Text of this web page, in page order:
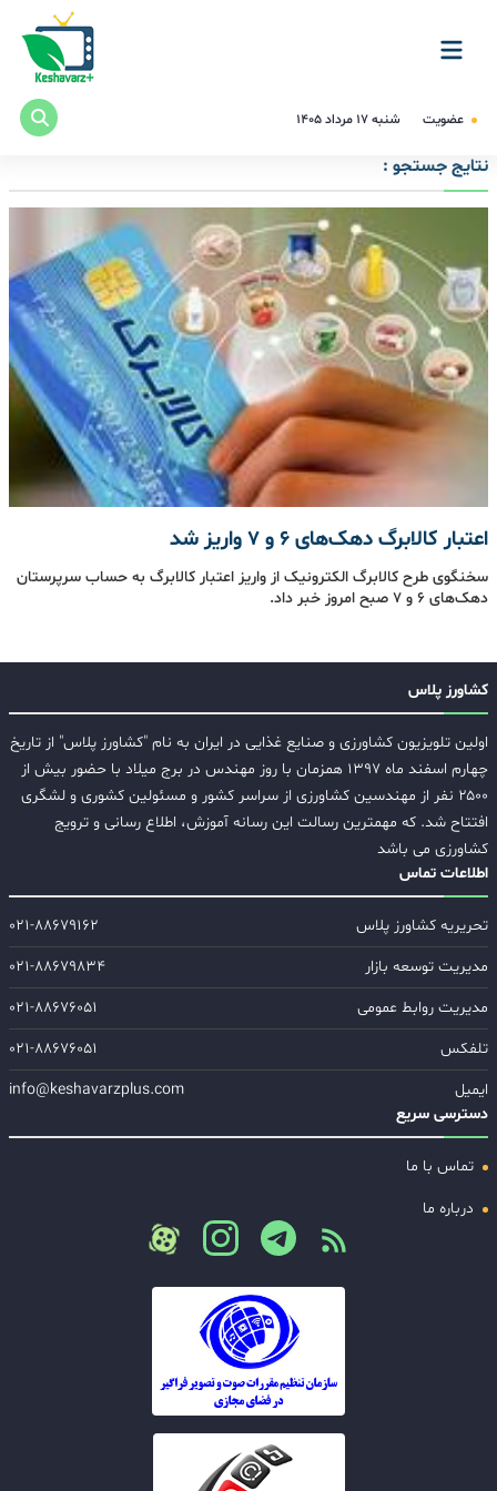
عضویت شنبه ۱۷ مرداد ۱۴۰۵
نتایج جستجو :
اعتبار کالابرگ دهک‌‌های ۶ و ۷ واریز شد
سخنگوی طرح کالابرگ الکترونیک از واریز اعتبار کالابرگ به حساب سرپرستان
دهک‌‌های ۶ و ۷ صبح امروز خبر داد.
کشاورز پلاس
اولین تلویزیون کشاورزی و صنایع غذایی در ایران به نام "کشاورز پلاس" از تاریخ
چهارم اسفند ماه ۱۳۹۷ همزمان با روز مهندس در برج میلاد با حضور بیش از
۲۵۰۰ نفر از مهندسین کشاورزی از سراسر کشور و مسئولین کشوری و لشگری
افتتاح شد. که مهمترین رسالت این رسانه آموزش، اطلاع رسانی و ترویج
کشاورزی می باشد
اطلاعات تماس
تحریریه کشاورز پلاس
۰۲۱-۸۸۶۷۹۱۶۲
مدیریت توسعه بازار
۰۲۱-۸۸۶۷۹۸۳۴
مدیریت روابط عمومی
۰۲۱-۸۸۶۷۶۰۵۱
تلفکس
۰۲۱-۸۸۶۷۶۰۵۱
ایمیل
info@keshavarzplus.com
دسترسی سریع
تماس با ما
درباره ما